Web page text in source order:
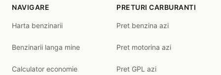
NAVIGARE
Harta benzinarii
Benzinarii langa mine
Calculator economie
PRETURI CARBURANTI
Pret benzina azi
Pret motorina azi
Pret GPL azi